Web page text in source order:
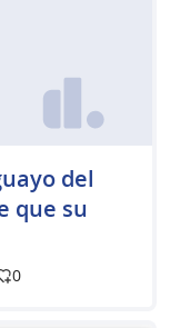
del
que su
0